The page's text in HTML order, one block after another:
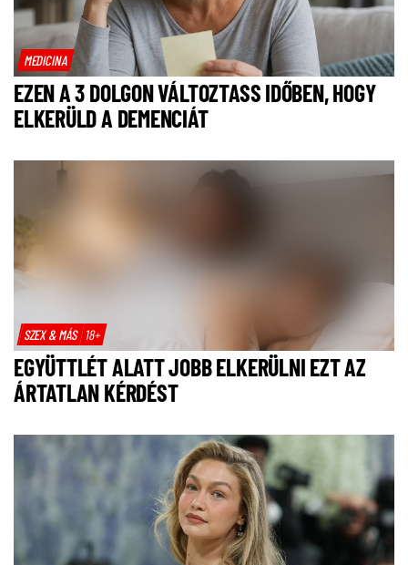
MEDICINA
EZEN A 3 DOLGON VÁLTOZTASS IDŐBEN, HOGY
ELKERÜLD A DEMENCIÁT
SZEX & MÁS 18+
EGYÜTTLÉT ALATT JOBB ELKERÜLNI EZT AZ
ÁRTATLAN KÉRDÉST